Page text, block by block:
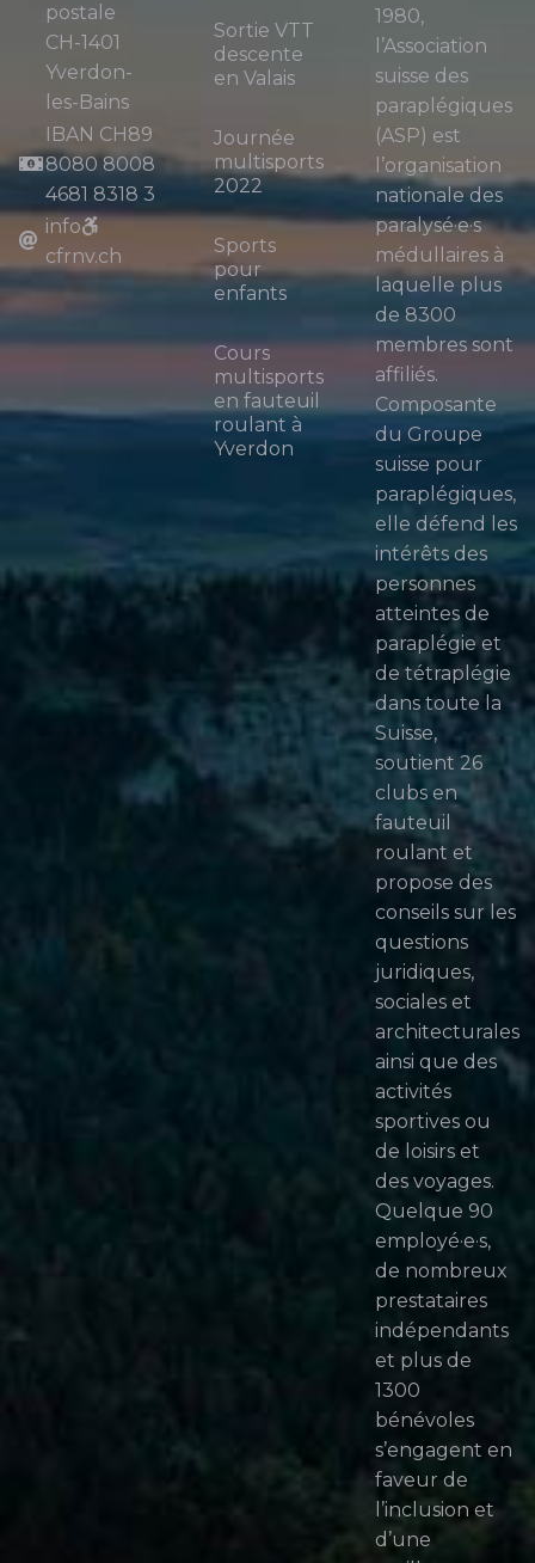
postale
CH-1401
Yverdon-
les-Bains
IBAN CH89
8080 8008
4681 8318 3
info
cfrnv.ch
Sortie VTT
descente
en Valais
Journée
multisports
2022
Sports
pour
enfants
Cours
multisports
en fauteuil
roulant à
Yverdon
1980,
l’Association
suisse des
paraplégiques
(ASP) est
l’organisation
nationale des
paralysé·e·s
médullaires à
laquelle plus
de 8300
membres sont
affiliés.
Composante
du Groupe
suisse pour
paraplégiques,
elle défend les
intérêts des
personnes
atteintes de
paraplégie et
de tétraplégie
dans toute la
Suisse,
soutient 26
clubs en
fauteuil
roulant et
propose des
conseils sur les
questions
juridiques,
sociales et
architecturales
ainsi que des
activités
sportives ou
de loisirs et
des voyages.
Quelque 90
employé·e·s,
de nombreux
prestataires
indépendants
et plus de
1300
bénévoles
s’engagent en
faveur de
l’inclusion et
d’une